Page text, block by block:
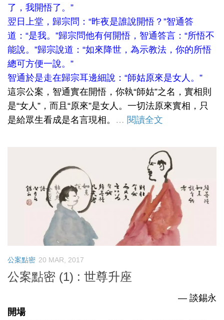
了，我開悟了。”
翌日上堂，歸宗問：“昨夜是誰說開悟？”智通答
道：“是我。”歸宗問他有何開悟，智通答言：“所悟不
能說。”歸宗說道：“如來降世，為示教法，你的所悟
總可方便一說。”
智通於是走在歸宗耳邊細說：“師姑原來是女人。”
這宗公案，智通實在開悟，你執“師姑”之名，實相則
是“女人”，而且“原來”是女人。一切法原來實相，只
是給眾生看成是名言現相。 … 閱讀全文
公案點密 20 MAR, 2017
公案點密 (1) : 世尊升座
— 談錫永
開場